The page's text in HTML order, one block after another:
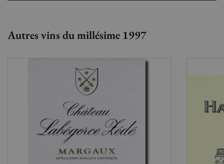
Autres vins du millésime 1997